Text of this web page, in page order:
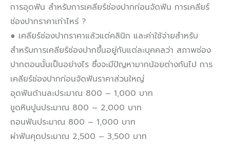
การอุดฟัน สำหรับการเคลียร์ช่องปากก่อนจัดฟัน การเคลียร์
ช่องปากราคาเท่าไหร่ ?
● เคลียร์ช่องปากราคาแล้วแต่คลินิก และค่าใช้จ่ายสำหรับ
สำหรับการเคลียร์ช่องปากขึ้นอยู่กับแต่ละบุคคลว่า สภาพช่อง
ปากตอนนั้นเป็นอย่างไร ซึ่งจะมีปัญหามากน้อยต่างกันไป การ
เคลียร์ช่องปากก่อนจัดฟันราคาส่วนใหญ่
อุดฟันด้านละประมาณ 800 – 1,000 บาท
ขูดหินปูนประมาณ 800 – 2,000 บาท
ถอนฟันประมาณ 800 – 1,000 บาท
ผ่าฟันคุดประมาณ 2,500 – 3,500 บาท